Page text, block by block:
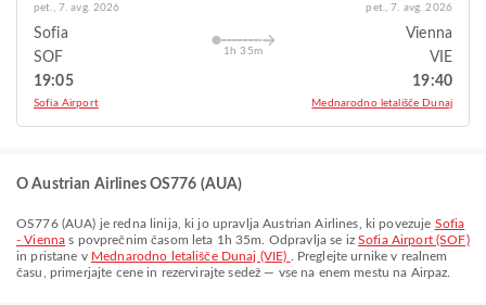
pet., 7. avg. 2026
Sofia
SOF
19:05
Sofia Airport
1h 35m
pet., 7. avg. 2026
Vienna
VIE
19:40
Mednarodno letališče Dunaj
O Austrian Airlines OS776 (AUA)
OS776(AUA) je redna linija, ki jo upravljaAustrian Airlines , ki povezuje Sofia
- Vienna s povprečnim časom leta 1h 35m . Odpravlja se iz Sofia Airport (SOF)
in pristane v Mednarodno letališče Dunaj (VIE)
. Preglejte urnike v realnem
času, primerjajte cene in rezervirajte sedež — vse na enem mestu na Airpaz.